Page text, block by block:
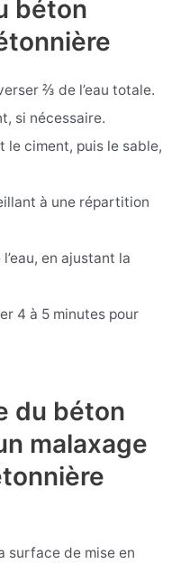
béton
⅔ de l’eau totale.
si nécessaire.
le ciment, puis le sable,
à une répartition
en ajustant la
4 à 5 minutes pour
du béton
malaxage
surface de mise en